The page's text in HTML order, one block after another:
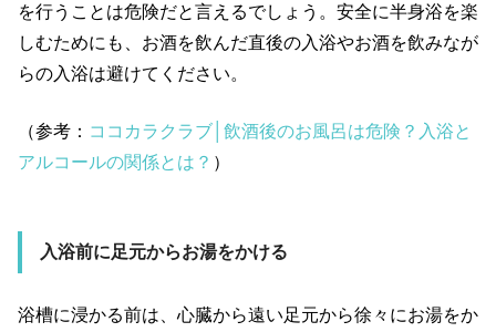
を行うことは危険だと言えるでしょう。安全に半身浴を楽
しむためにも、お酒を飲んだ直後の入浴やお酒を飲みなが
らの入浴は避けてください。
（参考： ココカラクラブ│飲酒後のお風呂は危険？入浴と
アルコールの関係とは？ ）
入浴前に足元からお湯をかける
浴槽に浸かる前は、心臓から遠い足元から徐々にお湯をか